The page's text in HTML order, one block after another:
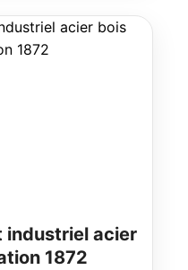
industriel acier
1872